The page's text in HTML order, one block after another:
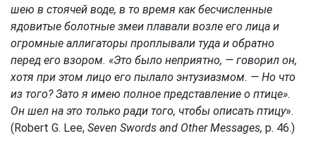
шею в стоячей воде, в то время как бесчисленные
ядовитые болотные змеи плавали возле его лица и
огромные аллигаторы проплывали туда и обратно
перед его взором. «Это было неприятно, — говорил он,
хотя при этом лицо его пылало энтузиазмом. — Но что
из того? Зато я имею полное представление о птице».
Он шел на это только ради того, чтобы описать птицу».
(Robert G. Lee, Seven Swords and Other Messages, p. 46.)